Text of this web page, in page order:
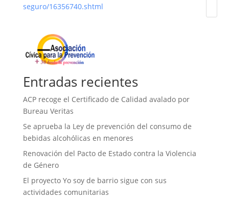
seguro/16356740.shtml
Entradas recientes
ACP recoge el Certificado de Calidad avalado por
Bureau Veritas
Se aprueba la Ley de prevención del consumo de
bebidas alcohólicas en menores
Renovación del Pacto de Estado contra la Violencia
de Género
El proyecto Yo soy de barrio sigue con sus
actividades comunitarias